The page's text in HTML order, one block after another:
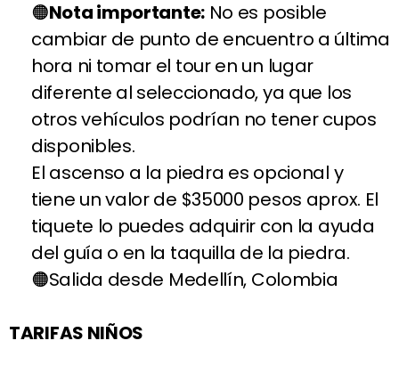
Nota importante:No es posible
cambiar de punto de encuentro a última
hora ni tomar el tour en un lugar
diferente al seleccionado, ya que los
otros vehículos podrían no tener cupos
disponibles.
El ascenso a la piedra es opcional y
tiene un valor de $35000 pesos aprox. El
tiquete lo puedes adquirir con la ayuda
del guía o en la taquilla de la piedra.
Salida desde Medellín, Colombia
TARIFAS NIÑOS